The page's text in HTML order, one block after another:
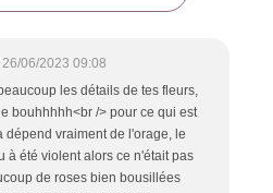
26/06/2023 09:08
les détails de tes fleurs,
bouhhhhh<br /> pour ce qui est
dépend vraiment de l'orage, le
à été violent alors ce n'était pas
de roses bien bousillées